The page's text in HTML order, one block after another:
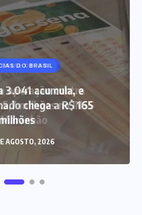
DO BRASIL
3.041 acumula, e
chega a R$ 165
AGOSTO, 2026